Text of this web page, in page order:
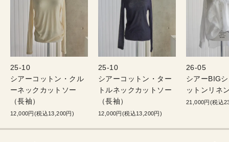
25-10
シアーコットン・クル
ーネックカットソー
（長袖）
12,000円(税込13,200円)
25-10
シアーコットン・ター
トルネックカットソー
（長袖）
12,000円(税込13,200円)
26-05
シアーBIG
ットンリネ
21,000円(税込